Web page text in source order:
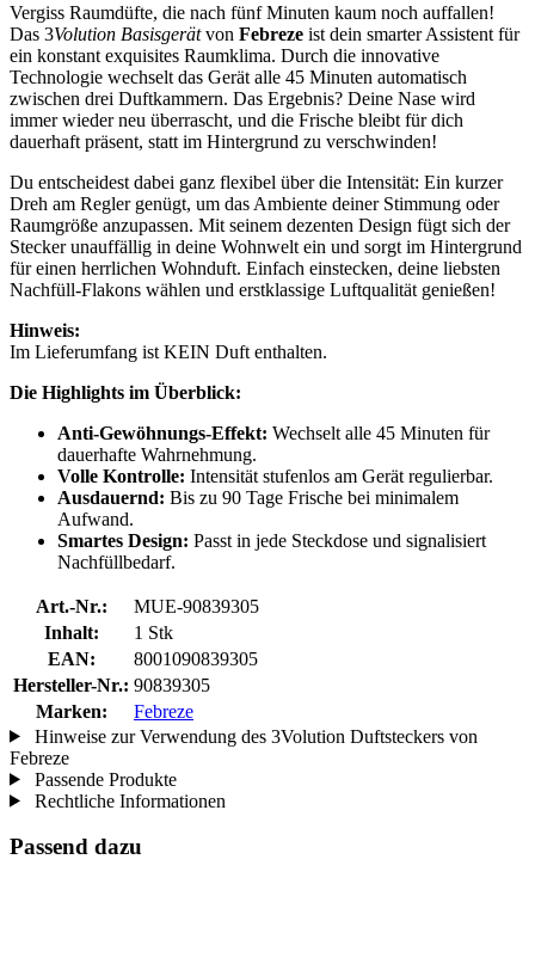
Vergiss Raumdüfte, die nach fünf Minuten kaum noch auffallen!
Das 3Volution Basisgerätvon Febreze ist dein smarter Assistent für
ein konstant exquisites Raumklima. Durch die innovative
Technologie wechselt das Gerät alle 45 Minuten automatisch
zwischen drei Duftkammern. Das Ergebnis? Deine Nase wird
immer wieder neu überrascht, und die Frische bleibt für dich
dauerhaft präsent, statt im Hintergrund zu verschwinden!
Du entscheidest dabei ganz flexibel über die Intensität: Ein kurzer
Dreh am Regler genügt, um das Ambiente deiner Stimmung oder
Raumgröße anzupassen. Mit seinem dezenten Design fügt sich der
Stecker unauffällig in deine Wohnwelt ein und sorgt im Hintergrund
für einen herrlichen Wohnduft. Einfach einstecken, deine liebsten
Nachfüll-Flakons wählen und erstklassige Luftqualität genießen!
Hinweis:
Im Lieferumfang ist KEIN Duft enthalten.
Die Highlights im Überblick:
Anti-Gewöhnungs-Effekt: Wechselt alle 45 Minuten für
dauerhafte Wahrnehmung.
Volle Kontrolle: Intensität stufenlos am Gerät regulierbar.
Ausdauernd: Bis zu 90 Tage Frische bei minimalem
Aufwand.
Smartes Design: Passt in jede Steckdose und signalisiert
Nachfüllbedarf.
Art.-Nr.:
MUE-90839305
Inhalt:
1 Stk
EAN:
8001090839305
Hersteller-Nr.: 90839305
Marken:
Febreze
Hinweise zur Verwendung des 3Volution Duftsteckers von
Febreze
Passende Produkte
Rechtliche Informationen
Passend dazu